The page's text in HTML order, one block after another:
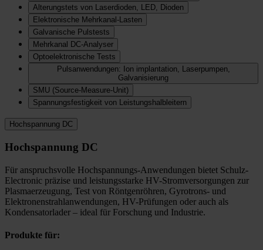
Alterungstets von Laserdioden, LED, Dioden
Elektronische Mehrkanal-Lasten
Galvanische Pulstests
Mehrkanal DC-Analyser
Optoelektronische Tests
Pulsanwendungen: Ion implantation, Laserpumpen,
Galvanisierung
SMU (Source-Measure-Unit)
Spannungsfestigkeit von Leistungshalbleitern
Hochspannung DC
Hochspannung DC
Für anspruchsvolle Hochspannungs-Anwendungen bietet Schulz-
Electronic präzise und leistungsstarke HV-Stromversorgungen zur
Plasmaerzeugung, Test von Röntgenröhren, Gyrotrons- und
Elektronenstrahlanwendungen, HV-Prüfungen oder auch als
Kondensatorlader – ideal für Forschung und Industrie.
Produkte für: